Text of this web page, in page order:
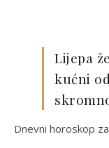
Lijepa
kućni
Dnevni horoskop